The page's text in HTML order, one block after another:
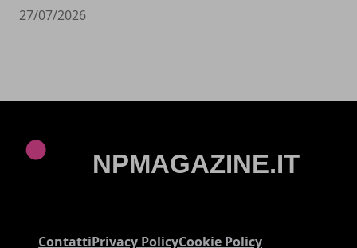
27/07/2026
ContattiPrivacy PolicyCookie Policy